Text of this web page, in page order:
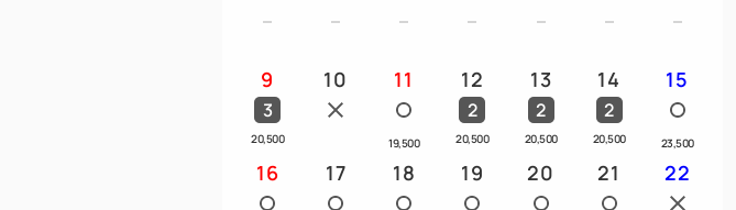
9
3
20,500
10 11
19,500
12
2
20,500
13
2
20,500
14
2
20,500
15
23,500
16 17 18 19 20 21 22